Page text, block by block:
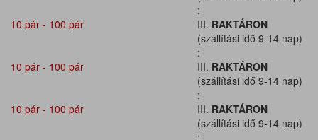
:
10 pár - 100 pár
III. RAKTÁRON
(szállítási idő 9-14 nap)
:
10 pár - 100 pár
III. RAKTÁRON
(szállítási idő 9-14 nap)
:
10 pár - 100 pár
III. RAKTÁRON
(szállítási idő 9-14 nap)
: